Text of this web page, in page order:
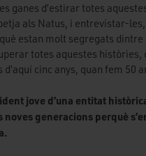
ganes d’estirar totes
als Natus, i entrevistar-
estan molt segregats dintre
totes aquestes històries,
cinc anys, quan fem 50
jove d’una entitat
noves generacions perquè